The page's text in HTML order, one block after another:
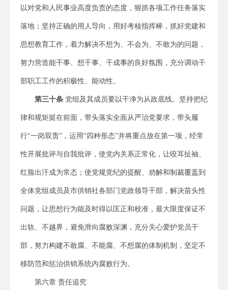
以对党和人民事业高度负责的态度，狠抓各项工作任务落实
落地；坚持正确的用人导向，用好考核指挥棒，抓好党建和
思想教育工作，着力解决不想为、不会为、不敢为的问题，
努力营造能干事、想干事、干成事的良好氛围，充分调动干
部职工工作的积极性、能动性。
第三十条 党组及其成员要以干净为从政底线。坚持把纪
律和规矩挺在前面，带头落实全面从严治党要求，带头履
行“一岗双责”，运用“四种形态”并将重点放在第一项，经常
性开展批评与自我批评，使党内关系正常化，让咬耳扯袖、
红脸出汗成为常态；使党规党纪的提醒、劝解和制裁覆盖到
全体党组成员及市供销社各部门党政领导干部，解决苗头性
问题，让思想行为能及时得以匡正和校准，最大限度保证不
出轨、不越界，避免滑向腐败深渊，充分关心爱护党员干
部，努力构建不敢腐、不能腐、不想腐的体制机制，坚定不
移防范和惩治供销系统内腐败行为。
第六章 责任追究